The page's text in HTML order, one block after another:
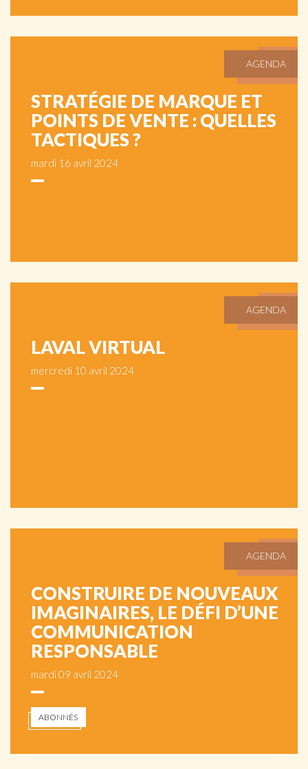
AGENDA
STRATÉGIE DE MARQUE ET
POINTS DE VENTE : QUELLES
TACTIQUES ?
mardi 16 avril 2024
AGENDA
LAVAL VIRTUAL
mercredi 10 avril 2024
AGENDA
CONSTRUIRE DE NOUVEAUX
IMAGINAIRES, LE DÉFI D’UNE
COMMUNICATION
RESPONSABLE
mardi 09 avril 2024
ABONNÉS